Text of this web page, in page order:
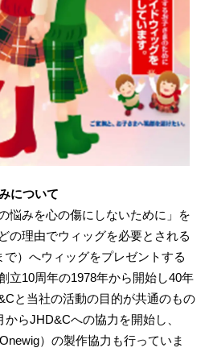
について
悩みを心の傷にしないために」を
の理由でウィッグを必要とされる
）へウィッグをプレゼントする
立10周年の1978年から開始し40年
と当社の活動の目的が共通のもの
らJHD&Cへの協力を開始し、
）の製作協力も行っていま